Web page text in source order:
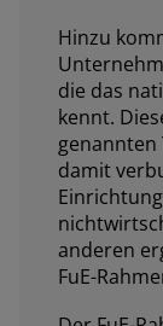
Hinzu
die das
kennt.
damit
anderen
FuE-